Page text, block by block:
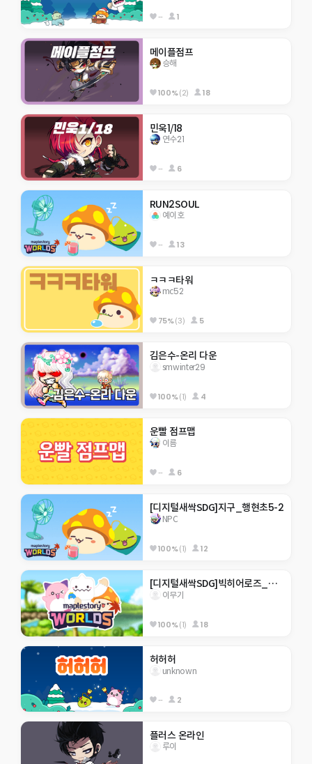
-- 1
메이플점프
승해
100%(2) 18
민욱1/18
연수21
-- 6
RUN2SOUL
예이호
-- 13
ㅋㅋㅋ타워
mc52
75%(3) 5
김은수-온리 다운
smwinter29
100%(1) 4
운빨 점프맵
이름
-- 6
[디지털새싹SDG]지구_행현초5-2
NPC
100%(1) 12
[디지털새싹SDG]빅히어로즈_제주한라대_310호_미래에서 온 점프맵
이무기
100%(1) 18
허허허
unknown
-- 2
플러스 온라인
루이